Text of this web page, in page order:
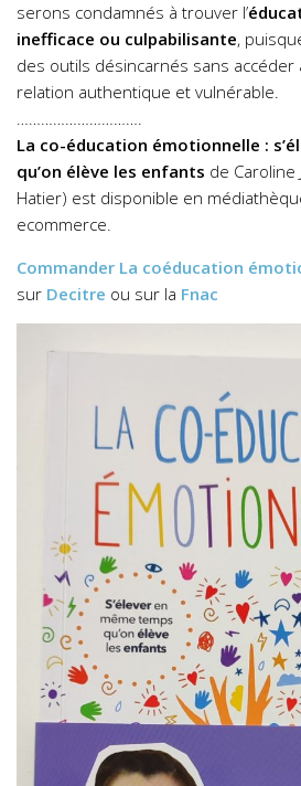
serons condamnés à trouver l’
inefficace ou culpabilisante,
des outils désincarnés sans accéder
relation authentique et vulnérable.
………………………….
La co-éducation émotionnelle :
qu’on élève les enfants de Caroline
Hatier) est disponible en
ecommerce.
Commander La coéducation
sur Decitre ou sur la Fnac